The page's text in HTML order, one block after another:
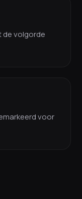
de volgorde
voor